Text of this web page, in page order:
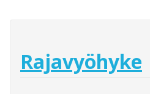
Rajavyöhyke